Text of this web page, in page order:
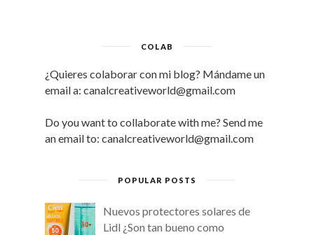
COLAB
¿Quieres colaborar con mi blog? Mándame un
email a: canalcreativeworld@gmail.com
Do you want to collaborate with me? Send me
an email to: canalcreativeworld@gmail.com
POPULAR POSTS
Nuevos protectores solares de
Lidl ¿Son tan bueno como